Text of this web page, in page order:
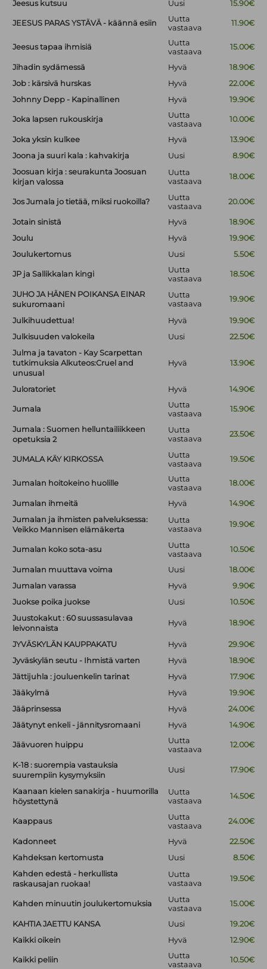
Jeesus kutsuu
Uusi 15.90€
JEESUS PARAS YSTÄVÄ - käännä esiin
Uutta
vastaava
11.90€
Jeesus tapaa ihmisiä
Uutta
vastaava
15.00€
Jihadin sydämessä Hyvä
18.90€
Job : kärsivä hurskas
Hyvä
22.00€
Johnny Depp - Kapinallinen
Hyvä 19.90€
Joka lapsen rukouskirja
Uutta
vastaava
10.00€
Joka yksin kulkee Hyvä
13.90€
Joona ja suuri kala : kahvakirja
Uusi
8.90€
Joosuan kirja : seurakunta Joosuan
kirjan valossa
Uutta
vastaava
18.00€
Jos Jumala jo tietää, miksi ruokoilla?
Uutta
vastaava
20.00€
Jotain sinistä Hyvä
18.90€
Joulu
Hyvä
19.90€
Joulukertomus
Uusi 5.50€
JP ja Sallikkalan kingi
Uutta
vastaava
18.50€
JUHO JA HÄNEN POIKANSA EINAR
sukuromaani
Uutta
vastaava
19.90€
Julkihuudettua! Hyvä
19.90€
Julkisuuden valokeila
Uusi
22.50€
Julma ja tavaton - Kay Scarpettan
tutkimuksia Alkuteos:Cruel and
unusual
Hyvä 13.90€
Juloratoriet Hyvä 14.90€
Jumala
Uutta
vastaava
15.90€
Jumala : Suomen helluntailiikkeen
opetuksia 2
Uutta
vastaava
23.50€
JUMALA KÄY KIRKOSSA
Uutta
vastaava
19.50€
Jumalan hoitokeino huolille
Uutta
vastaava
18.00€
Jumalan ihmeitä Hyvä
14.90€
Jumalan ja ihmisten palveluksessa:
Veikko Mannisen elämäkerta
Uutta
vastaava
19.90€
Jumalan koko sota-asu
Uutta
vastaava
10.50€
Jumalan muuttava voima Uusi
18.00€
Jumalan varassa
Hyvä
9.90€
Juokse poika juokse
Uusi
10.50€
Juustokakut : 60 suussasulavaa
leivonnaista
Hyvä 18.90€
JYVÄSKYLÄN KAUPPAKATU Hyvä
29.90€
Jyväskylän seutu - Ihmistä varten
Hyvä
18.90€
Jättijuhla : jouluenkelin tarinat
Hyvä
17.90€
Jääkylmä
Hyvä
19.90€
Jääprinsessa
Hyvä
24.00€
Jäätynyt enkeli - jännitysromaani
Hyvä 14.90€
Jäävuoren huippu
Uutta
vastaava
12.00€
K-18 : suorempia vastauksia
suurempiin kysymyksiin
Uusi 17.90€
Kaanaan kielen sanakirja - huumorilla
höystettynä
Uutta
vastaava
14.50€
Kaappaus
Uutta
vastaava
24.00€
Kadonneet Hyvä
22.50€
Kahdeksan kertomusta
Uusi
8.50€
Kahden edestä - herkullista
raskausajan ruokaa!
Uutta
vastaava
19.50€
Kahden minuutin joulukertomuksia
Uutta
vastaava
15.00€
KAHTIA JAETTU KANSA Uusi
19.20€
Kaikki oikein
Hyvä 12.90€
Kaikki peliin
Uutta
vastaava
10.50€